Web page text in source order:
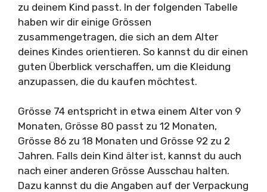
zu deinem Kind passt. In der folgenden Tabelle
haben wir dir einige Grössen
zusammengetragen, die sich an dem Alter
deines Kindes orientieren. So kannst du dir einen
guten Überblick verschaffen, um die Kleidung
anzupassen, die du kaufen möchtest.
Grösse 74 entspricht in etwa einem Alter von 9
Monaten, Grösse 80 passt zu 12 Monaten,
Grösse 86 zu 18 Monaten und Grösse 92 zu 2
Jahren. Falls dein Kind älter ist, kannst du auch
nach einer anderen Grösse Ausschau halten.
Dazu kannst du die Angaben auf der Verpackung